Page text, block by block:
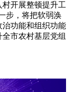
村开展整顿提升工
步，将把软弱涣
功能和组织功能
市农村基层党组